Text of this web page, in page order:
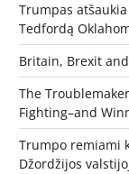
Trumpas
Tedfordą
Britain, Brexit
The
Fighting–and
Trumpo remiami
Džordžijos